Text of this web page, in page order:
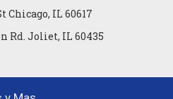
Chicago, IL 60617
Rd. Joliet, IL 60435